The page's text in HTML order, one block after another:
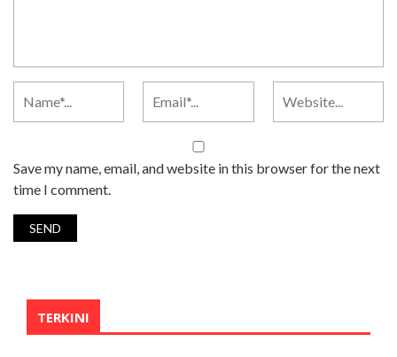
Save my name, email, and website in this browser for the next
time I comment.
TERKINI